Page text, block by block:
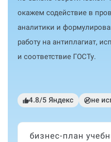
окажем содействие в
аналитики и
работу на антиплагиат,
и соответствие ГОСТу.
4.8/5 Яндекс не
бизнес-план